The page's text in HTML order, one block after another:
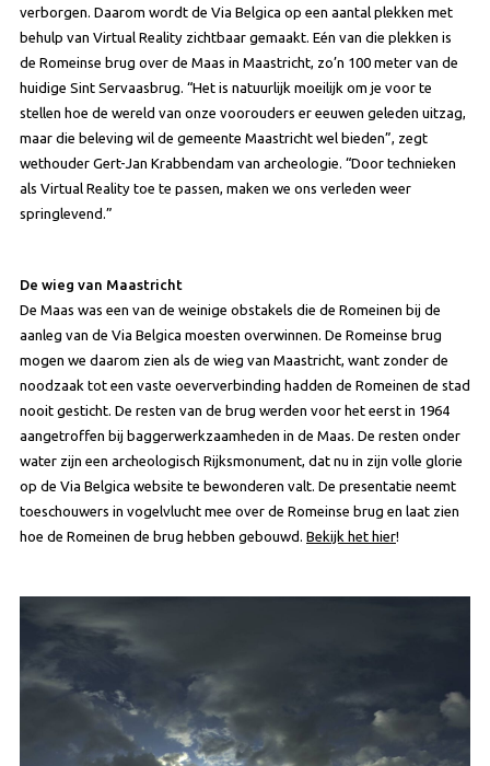
verborgen. Daarom wordt de Via Belgica op een aantal plekken met
behulp van Virtual Reality zichtbaar gemaakt. Eén van die plekken is
de Romeinse brug over de Maas in Maastricht, zo’n 100 meter van de
huidige Sint Servaasbrug. “Het is natuurlijk moeilijk om je voor te
stellen hoe de wereld van onze voorouders er eeuwen geleden uitzag,
maar die beleving wil de gemeente Maastricht wel bieden”, zegt
wethouder Gert-Jan Krabbendam van archeologie. “Door technieken
als Virtual Reality toe te passen, maken we ons verleden weer
springlevend.”
De wieg van Maastricht
De Maas was een van de weinige obstakels die de Romeinen bij de
aanleg van de Via Belgica moesten overwinnen. De Romeinse brug
mogen we daarom zien als de wieg van Maastricht, want zonder de
noodzaak tot een vaste oeververbinding hadden de Romeinen de stad
nooit gesticht. De resten van de brug werden voor het eerst in 1964
aangetroffen bij baggerwerkzaamheden in de Maas. De resten onder
water zijn een archeologisch Rijksmonument, dat nu in zijn volle glorie
op de Via Belgica website te bewonderen valt. De presentatie neemt
toeschouwers in vogelvlucht mee over de Romeinse brug en laat zien
hoe de Romeinen de brug hebben gebouwd. Bekijk het hier!